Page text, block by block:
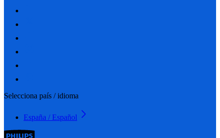
Selecciona país / idioma
España / Español